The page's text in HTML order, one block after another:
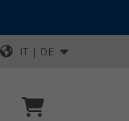
IT | DE